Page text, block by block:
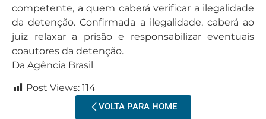
competente, a quem caberá verificar a ilegalidade
da detenção. Confirmada a ilegalidade, caberá ao
juiz relaxar a prisão e responsabilizar eventuais
coautores da detenção.
Da Agência Brasil
Post Views: 114
VOLTA PARA HOME